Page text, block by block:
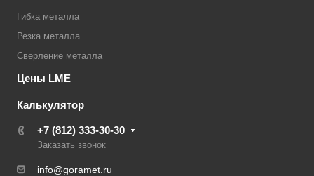
Гибка металла
Резка металла
Сверление металла
Цены LME
Калькулятор
+7 (812) 333-30-30
Заказать звонок
info@goramet.ru